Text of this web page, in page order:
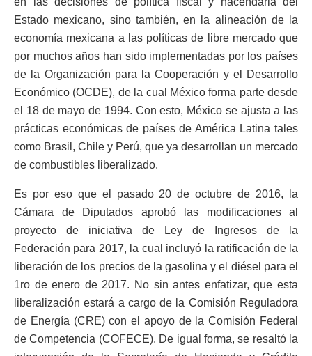
Estado mexicano, sino también, en la alineación de la
economía mexicana a las políticas de libre mercado que
por muchos años han sido implementadas por los países
de la Organización para la Cooperación y el Desarrollo
Económico (OCDE), de la cual México forma parte desde
el 18 de mayo de 1994. Con esto, México se ajusta a las
prácticas económicas de países de América Latina tales
como Brasil, Chile y Perú, que ya desarrollan un mercado
de combustibles liberalizado.
Es por eso que el pasado 20 de octubre de 2016, la
Cámara de Diputados aprobó las modificaciones al
proyecto de iniciativa de Ley de Ingresos de la
Federación para 2017, la cual incluyó la ratificación de la
liberación de los precios de la gasolina y el diésel para el
1ro de enero de 2017. No sin antes enfatizar, que esta
liberalización estará a cargo de la Comisión Reguladora
de Energía (CRE) con el apoyo de la Comisión Federal
de Competencia (COFECE). De igual forma, se resaltó la